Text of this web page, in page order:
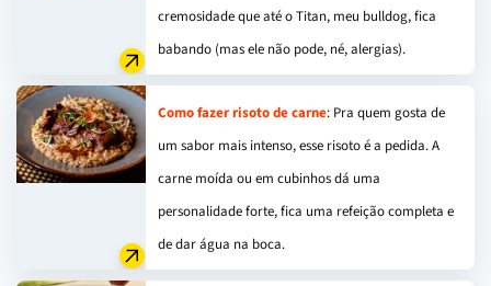
cremosidade que até o Titan, meu bulldog, fica
babando (mas ele não pode, né, alergias).
Como fazer risoto de carne: Pra quem gosta de
um sabor mais intenso, esse risoto é a pedida. A
carne moída ou em cubinhos dá uma
personalidade forte, fica uma refeição completa e
de dar água na boca.